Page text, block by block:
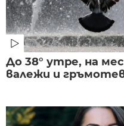
До 38° утре, на
валежи и